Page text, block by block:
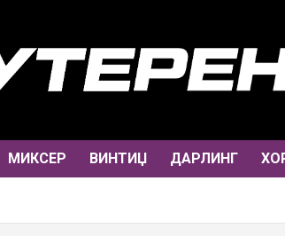
МИКСЕР ВИНТИЏ ДАРЛИНГ